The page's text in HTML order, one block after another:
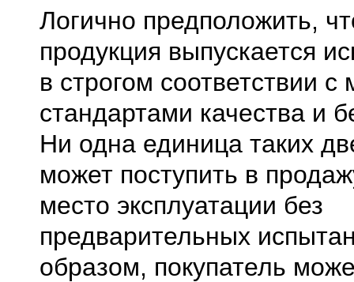
Логично предположить,
продукция выпускается
в строгом соответствии
стандартами качества и
Ни одна единица таких
может поступить в
место эксплуатации без
предварительных
образом, покупатель